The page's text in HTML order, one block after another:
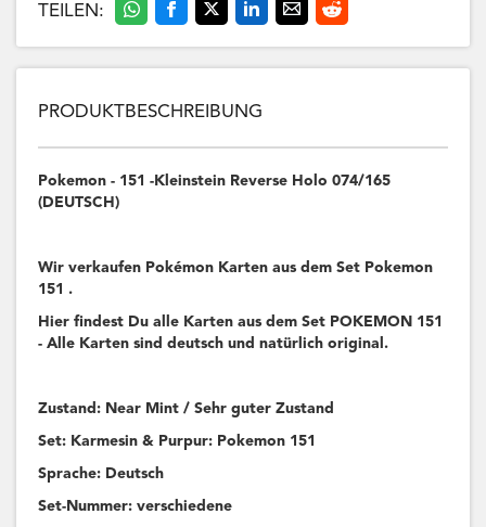
TEILEN:
PRODUKTBESCHREIBUNG
Pokemon - 151 -Kleinstein Reverse Holo 074/165
(DEUTSCH)
Wir verkaufen Pokémon Karten aus dem Set Pokemon
151 .
Hier findest Du alle Karten aus dem Set POKEMON 151
- Alle Karten sind deutsch und natürlich original.
Zustand: Near Mint / Sehr guter Zustand
Set: Karmesin & Purpur: Pokemon 151
Sprache: Deutsch
Set-Nummer: verschiedene